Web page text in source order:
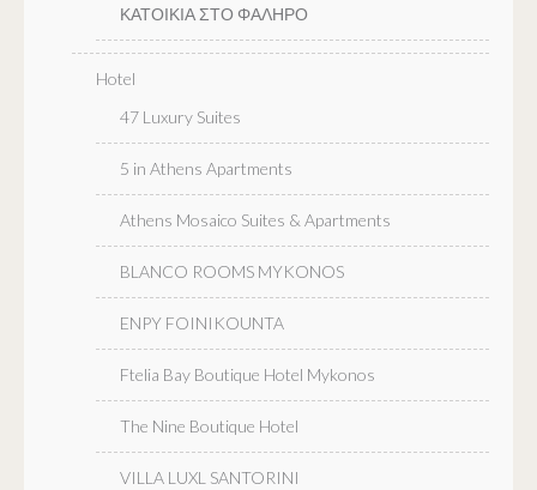
ΚΑΤΟΙΚΙΑ ΣΤΟ ΦΑΛΗΡΟ
Hotel
47 Luxury Suites
5 in Athens Apartments
Athens Mosaico Suites & Apartments
BLANCO ROOMS MYKONOS
ENPY FOINIKOUNTA
Ftelia Bay Boutique Hotel Mykonos
The Nine Boutique Hotel
VILLA LUXL SANTORINI